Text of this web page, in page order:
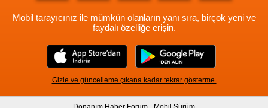
Mobil tarayıcınız ile mümkün olanların yanı sıra, birçok yeni ve
faydalı özelliğe erişin.
Gizle ve güncelleme çıkana kadar tekrar gösterme.